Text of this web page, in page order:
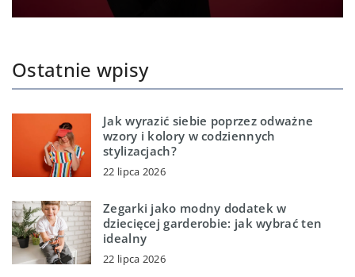
Ostatnie wpisy
Jak wyrazić siebie poprzez odważne
wzory i kolory w codziennych
stylizacjach?
22 lipca 2026
Zegarki jako modny dodatek w
dziecięcej garderobie: jak wybrać ten
idealny
22 lipca 2026